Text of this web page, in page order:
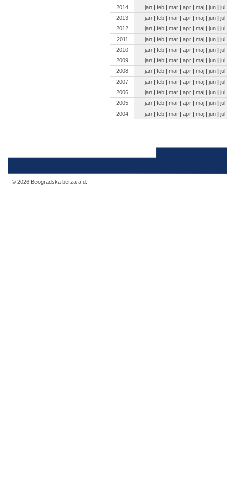
2014
jan | feb | mar | apr | maj | jun | jul
2013
jan | feb | mar | apr | maj | jun | jul
2012
jan | feb | mar | apr | maj | jun | jul
2011
jan | feb | mar | apr | maj | jun | jul
2010
jan | feb | mar | apr | maj | jun | jul
2009
jan | feb | mar | apr | maj | jun | jul
2008
jan | feb | mar | apr | maj | jun | jul
2007
jan | feb | mar | apr | maj | jun | jul
2006
jan | feb | mar | apr | maj | jun | jul
2005
jan | feb | mar | apr | maj | jun | jul
2004
jan | feb | mar | apr | maj | jun | jul
© 2026 Beogradska berza a.d.